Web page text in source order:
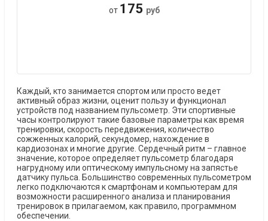
от 175 руб
Каждый, кто занимается спортом или просто ведет
активный образ жизни, оценит пользу и функционал
устройств под названием пульсометр. Эти спортивные
часы контролируют такие базовые параметры как время
тренировки, скорость передвижения, количество
сожженных калорий, секундомер, нахождение в
кардиозонах и многие другие. Сердечный ритм – главное
значение, которое определяет пульсометр благодаря
нагрудному или оптическому импульсному на запястье
датчику пульса. Большинство современных пульсометром
легко подключаются к смартфонам и компьютерам для
возможности расширенного анализа и планирования
тренировок в прилагаемом, как правило, программном
обеспечении.